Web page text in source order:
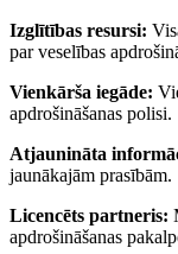
Izglītības resursi:
par veselības
Vienkārša iegāde:
apdrošināšanas polisi.
Atjaunināta
jaunākajām prasībām.
Licencēts partneris:
apdrošināšanas